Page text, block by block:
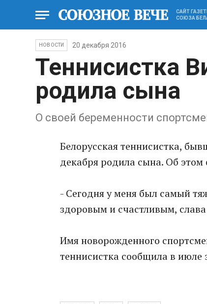
САЙТ
СОЮЗА
НОВОСТИ 20 декабря 2016
Теннисистка
родила сына
О своей беременности
Белорусская теннисистка,
декабря родила сына. Об
- Сегодня у меня был самый
здоровым и счастливым,
Имя новорожденного
теннисистка сообщила в июле